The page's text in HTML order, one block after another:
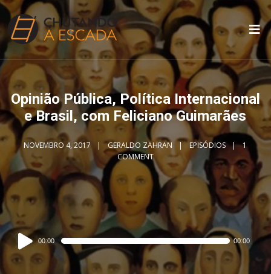
Opinião Pública, Política Internacional
e Brasil, com Feliciano Guimarães
NOVEMBRO 4, 2017 GERALDO ZAHRAN EPISÓDIOS
1
COMMENT
Audio
Player
00:00 00:00